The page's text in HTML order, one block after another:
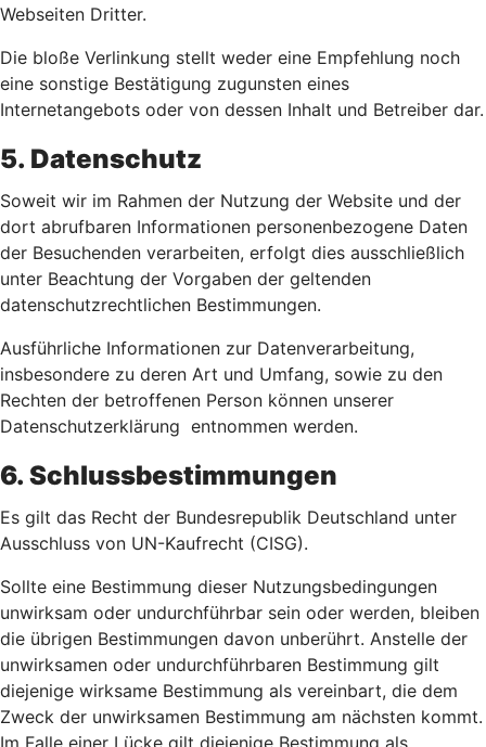
Webseiten Dritter.
Die bloße Verlinkung stellt weder eine Empfehlung noch
eine sonstige Bestätigung zugunsten eines
Internetangebots oder von dessen Inhalt und Betreiber dar.
5. Datenschutz
Soweit wir im Rahmen der Nutzung der Website und der
dort abrufbaren Informationen personenbezogene Daten
der Besuchenden verarbeiten, erfolgt dies ausschließlich
unter Beachtung der Vorgaben der geltenden
datenschutzrechtlichen Bestimmungen.
Ausführliche Informationen zur Datenverarbeitung,
insbesondere zu deren Art und Umfang, sowie zu den
Rechten der betroffenen Person können unserer
Datenschutzerklärung entnommen werden.
6. Schlussbestimmungen
Es gilt das Recht der Bundesrepublik Deutschland unter
Ausschluss von UN-Kaufrecht (CISG).
Sollte eine Bestimmung dieser Nutzungsbedingungen
unwirksam oder undurchführbar sein oder werden, bleiben
die übrigen Bestimmungen davon unberührt. Anstelle der
unwirksamen oder undurchführbaren Bestimmung gilt
diejenige wirksame Bestimmung als vereinbart, die dem
Zweck der unwirksamen Bestimmung am nächsten kommt.
Im Falle einer Lücke gilt diejenige Bestimmung als